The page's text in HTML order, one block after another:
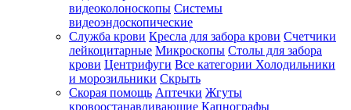
видеоколоноскопы Системы
видеоэндоскопические
Служба крови Кресла для забора крови Счетчики
лейкоцитарные Микроскопы Столы для забора
крови Центрифуги Все категории Холодильники
и морозильники Скрыть
Скорая помощь Аптечки Жгуты
кровоостанавливающие Капнографы